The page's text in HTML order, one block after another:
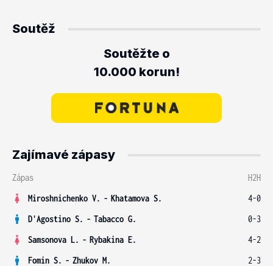
Soutěž
Soutěžte o
10.000 korun!
Zajímavé zápasy
Zápas
H2H
Miroshnichenko V. - Khatamova S.
4-0
D'Agostino S. - Tabacco G.
0-3
Samsonova L. - Rybakina E.
4-2
Fomin S. - Zhukov M.
2-3